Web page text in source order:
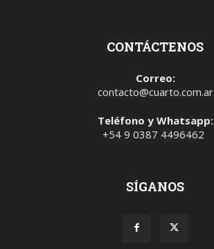
CONTÁCTENOS
Correo:
contacto@cuarto.com.ar
Teléfono y Whatsapp:
+54 9 0387 4496462
SÍGANOS